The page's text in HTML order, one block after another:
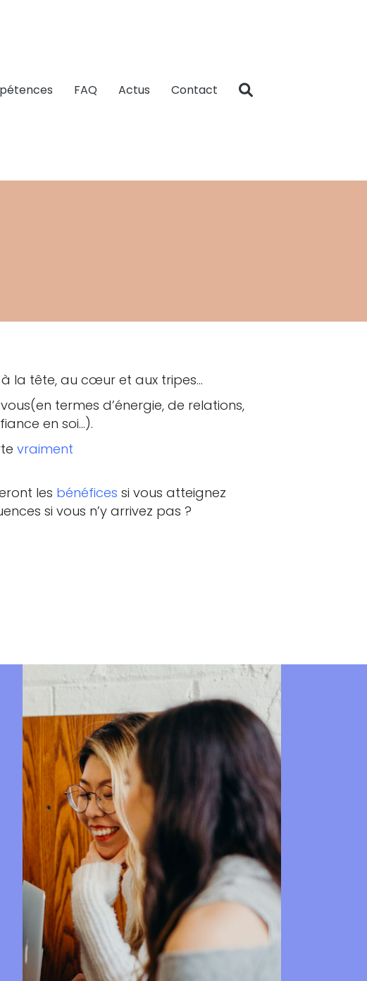
FAQ Actus Contact
la tête, au cœur et aux tripes…
termes d’énergie, de relations,
en soi…).
vraiment
les bénéfices si vous atteignez
si vous n’y arrivez pas ?